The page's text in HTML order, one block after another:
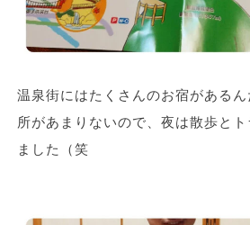
温泉街にはたくさんのお宿がある
所があまりないので、夜は散歩と
ました（笑